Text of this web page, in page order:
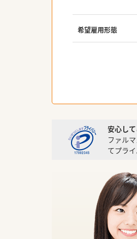
希望雇用形態
安心し
ファル
てプラ